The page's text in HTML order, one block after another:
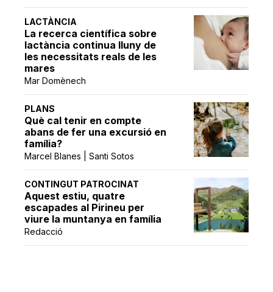
LACTÀNCIA
La recerca científica sobre
lactància continua lluny de
les necessitats reals de les
mares
Mar Domènech
PLANS
Què cal tenir en compte
abans de fer una excursió en
família?
Marcel Blanes | Santi Sotos
CONTINGUT PATROCINAT
Aquest estiu, quatre
escapades al Pirineu per
viure la muntanya en família
Redacció